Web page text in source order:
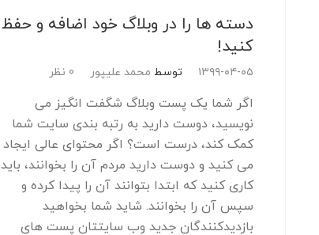
دسته ها را در وبلاگ خود اضافه و حفظ
کنید!
۱۳۹۹-۰۴-۰۵ توسط محمد علیپور 0 نظر
اگر شما یک پست وبلاگ شگفت انگیز می
نویسید، دوست دارید به رتبه بندی سایت شما
کمک کند، درست است؟ اگر محتوای عالی ایجاد
می کنید و دوست دارید مردم آن را بخوانند، باید
کاری کنید که ابتدا بتوانند آن را پیدا کرده و
سپس آن را بخوانند. شاید شما بخواهید
بازدیدکنندگان جدید وب سایتتان پست های